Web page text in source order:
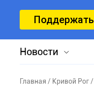
Поддержать
Новости
Главная Кривой Рог